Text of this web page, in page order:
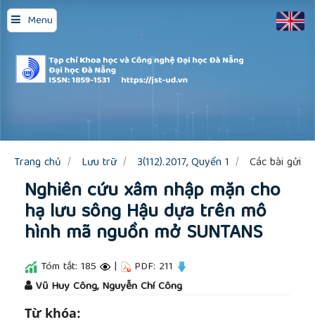
Menu
Quick
jump
to
page
content
Main
Sidebar
Trang chủ Lưu trữ 3(112).2017, Quyển 1 Các bài gửi
Nghiên cứu xâm nhập mặn cho
hạ lưu sông Hậu dựa trên mô
hình mã nguồn mở SUNTANS
Tóm tắt: 185 | PDF: 211
Vũ Huy Công, Nguyễn Chí Công
Từ khóa: